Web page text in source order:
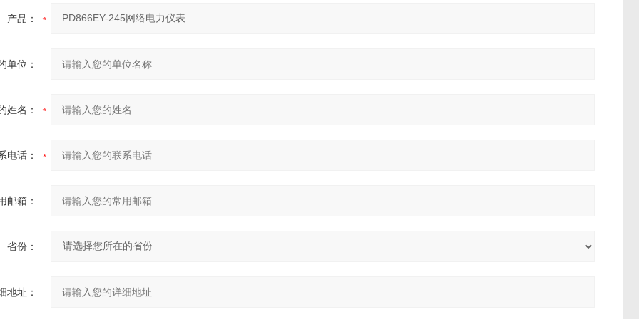
产品：
单位：
姓名：
电话：
邮箱：
省份：
地址：